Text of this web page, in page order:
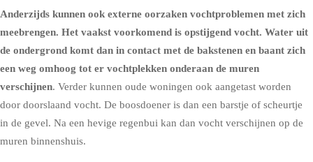
Anderzijds kunnen ook externe oorzaken vochtproblemen met zich
meebrengen. Het vaakst voorkomend is opstijgend vocht. Water uit
de ondergrond komt dan in contact met de bakstenen en baant zich
een weg omhoog tot er vochtplekken onderaan de muren
verschijnen. Verder kunnen oude woningen ook aangetast worden
door doorslaand vocht. De boosdoener is dan een barstje of scheurtje
in de gevel. Na een hevige regenbui kan dan vocht verschijnen op de
muren binnenshuis.